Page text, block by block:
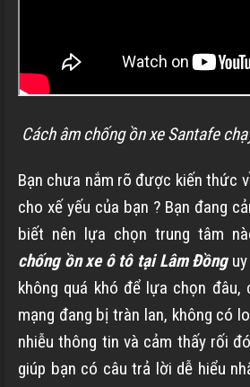
Cách âm chống ồn xe Santafe
Bạn chưa nắm rõ được kiến thức
cho xế yếu của bạn ? Bạn đang
biết nên lựa chọn trung tâm
chống ồn xe ô tô tại Lâm Đồng
không quá khó để lựa chọn
mạng đang bị tràn lan, không có
nhiễu thông tin và cảm thấy rối
giúp bạn có câu trả lời dễ hiểu